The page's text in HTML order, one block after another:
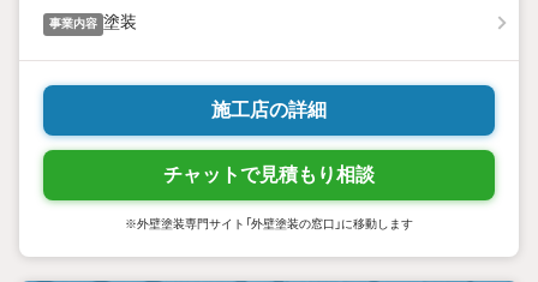
事業内容 塗装
施工店の詳細
チャットで見積もり相談
※外壁塗装専門サイト「外壁塗装の窓口」に移動します